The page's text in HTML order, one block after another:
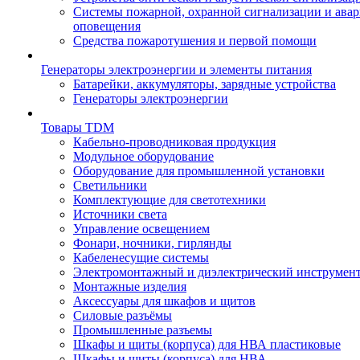
Системы пожарной, охранной сигнализации и
оповещения
Средства пожаротушения и первой помощи
Генераторы электроэнергии и элементы питания
Батарейки, аккумуляторы, зарядные устройства
Генераторы электроэнергии
Товары TDM
Кабельно-проводниковая продукция
Модульное оборудование
Оборудование для промышленной установки
Светильники
Комплектующие для светотехники
Источники света
Управление освещением
Фонари, ночники, гирлянды
Кабеленесущие системы
Электромонтажный и диэлектрический
Монтажные изделия
Аксессуары для шкафов и щитов
Силовые разъёмы
Промышленные разъемы
Шкафы и щиты (корпуса) для НВА пластиковые